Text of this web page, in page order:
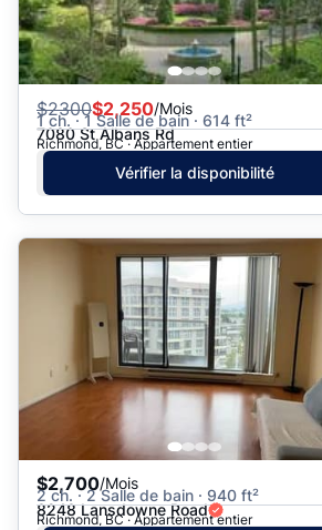
$2300$2,250/Mois
1 ch. · 1 Salle de bain · 614 ft²
7080 St Albans Rd
Richmond, BC · Appartement entier
Vérifier la disponibilité
$2,700/Mois
2 ch. · 2 Salle de bain · 940 ft²
8248 Lansdowne Road
Richmond, BC · Appartement entier